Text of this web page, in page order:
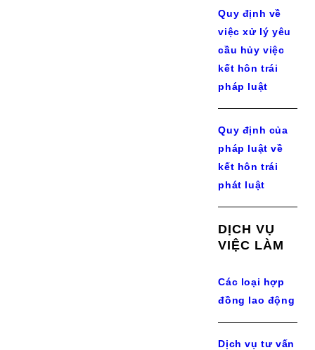
Quy định về
việc xử lý yêu
cầu hủy việc
kết hôn trái
pháp luật
Quy định của
pháp luật về
kết hôn trái
phát luật
DỊCH VỤ
VIỆC LÀM
Các loại hợp
đồng lao động
Dịch vụ tư vấn